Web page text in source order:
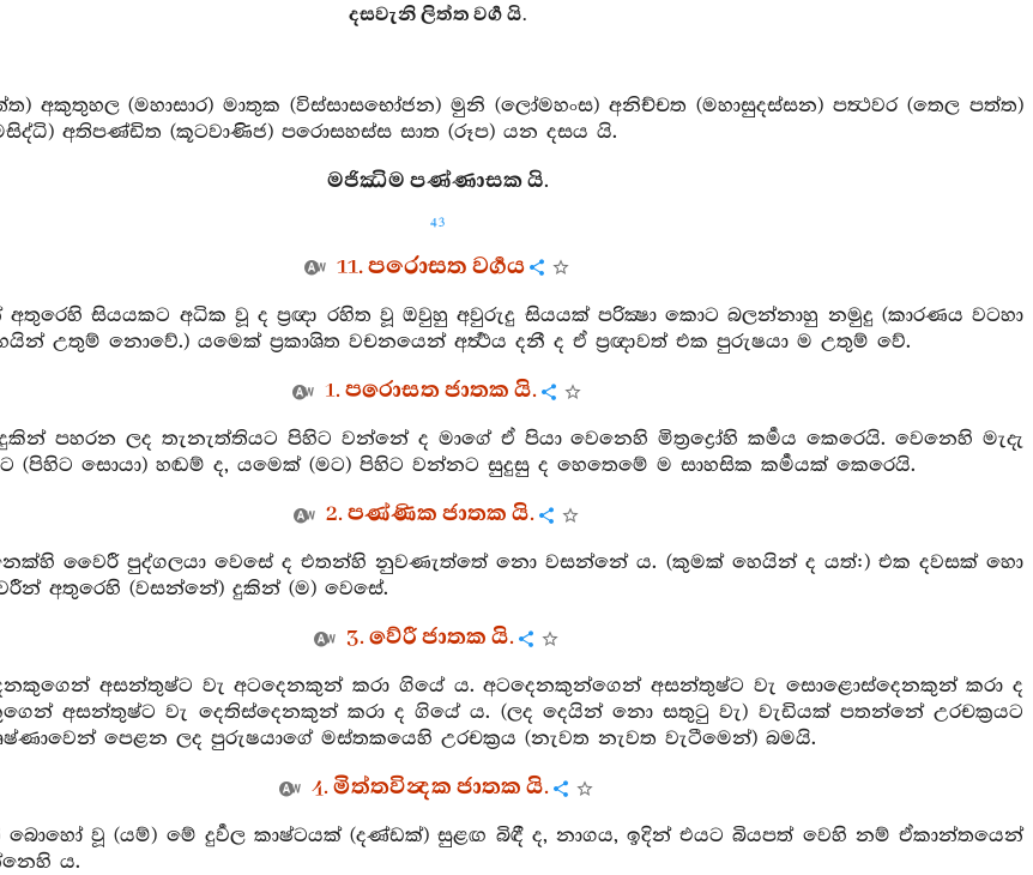
දසවැනි ලිත්ත වර්‍ග යි.
අකුතුහල (මහාසාර) මාතුක (විස්සාසභෝජන) මුනි (ලෝමහංස) අනිච්චත (මහාසුදස්සන) පත්‍ථවර (තෙල පත්ත)
අතිපණ්ඩිත (කූටවාණිජ) පරොසහස්ස සාත (රූප) යන දසය යි.
මජිඣිම පණ්ණාසක යි.
43
11. පරොසත වර්‍ගය
අතුරෙහි සියයකට අධික වූ ද ප්‍රඥා රහිත වූ ඔවුහු අවුරුදු සියයක් පරික්‍ෂා කොට බලන්නාහු නමුදු (කාරණය වටහා
උතුම් නොවේ.) යමෙක් ප්‍රකාශිත වචනයෙන් අර්‍ත්‍ථය දනී ද ඒ ප්‍රඥාවත් එක පුරුෂයා ම උතුම් වේ.
1. පරොසත ජාතක යි.
පහරන ලද තැනැත්තියට පිහිට වන්නේ ද මාගේ ඒ පියා වෙනෙහි මිත්‍රද්‍රෝහි කර්‍මය කෙරෙයි. වෙනෙහි මැදැ
(පිහිට සොයා) හඬම් ද, යමෙක් (මට) පිහිට වන්නට සුදුසු ද හෙතෙමේ ම සාහසික කර්‍මයක් කෙරෙයි.
2. පණ්ණික ජාතක යි.
වෛරී පුද්ගලයා වෙසේ ද එතන්හි නුවණැත්තේ නො වසන්නේ ය. (කුමක් හෙයින් ද යත්:) එක දවසක් හො
අතුරෙහි (වසන්නේ) දුකින් (ම) වෙසේ.
3. වේරී ජාතක යි.
අසන්තුෂ්ට වැ අටදෙනකුන් කරා ගියේ ය. අටදෙනකුන්ගෙන් අසන්තුෂ්ට වැ සොළොස්දෙනකුන් කරා ද
අසන්තුෂ්ට වැ දෙතිස්දෙනකුන් කරා ද ගියේ ය. (ලද දෙයින් නො සතුටු වැ) වැඩියක් පතන්නේ උරචක්‍රයට
පෙළන ලද පුරුෂයාගේ මස්තකයෙහි උරචක්‍රය (නැවත නැවත වැටීමෙන්) බමයි.
4. මිත්තවින්‍දක ජාතක යි.
බොහෝ වූ (යම්) මේ දුර්‍වල කාෂ්ටයක් (දණ්ඩක්) සුළඟ බිඳී ද, නාගය, ඉදින් එයට බියපත් වෙහි නම් ඒකාන්තයෙන්
ය.